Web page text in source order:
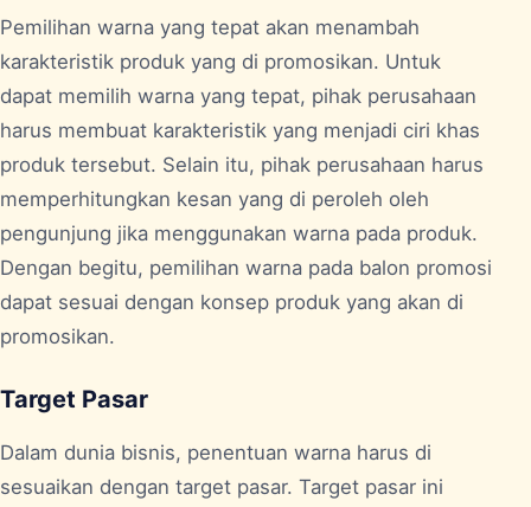
Pemilihan warna yang tepat akan menambah
karakteristik produk yang di promosikan. Untuk
dapat memilih warna yang tepat, pihak perusahaan
harus membuat karakteristik yang menjadi ciri khas
produk tersebut. Selain itu, pihak perusahaan harus
memperhitungkan kesan yang di peroleh oleh
pengunjung jika menggunakan warna pada produk.
Dengan begitu, pemilihan warna pada balon promosi
dapat sesuai dengan konsep produk yang akan di
promosikan.
Target Pasar
Dalam dunia bisnis, penentuan warna harus di
sesuaikan dengan target pasar. Target pasar ini